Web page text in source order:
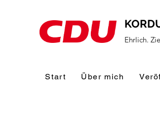
Ehrlich.
Start Über mich